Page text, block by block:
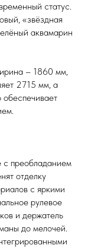
статус.
«звёздная
аквамарин
– 1860 мм,
2715 мм, а
с преобладанием
отделку
с яркими
рулевое
и держатель
до мелочей.